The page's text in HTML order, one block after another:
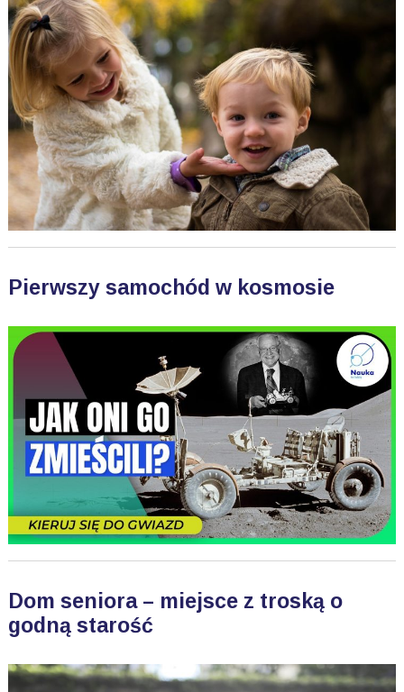
Pierwszy samochód w kosmosie
Dom seniora – miejsce z troską o
godną starość